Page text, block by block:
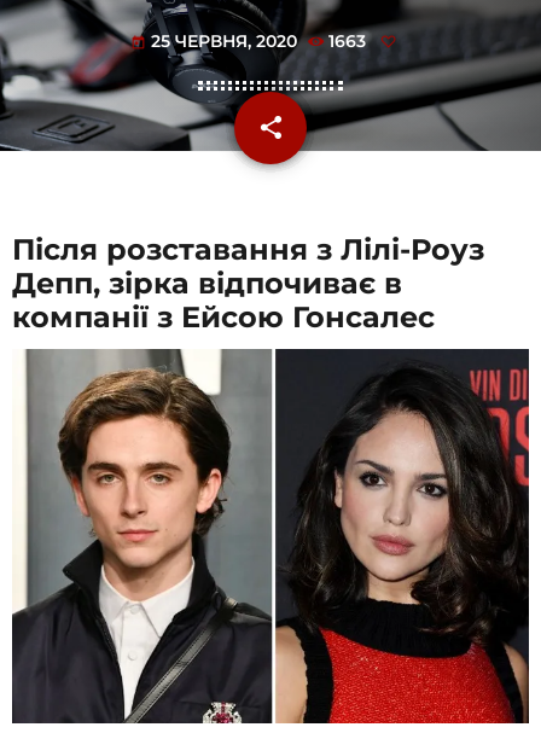
today 25 ЧЕРВНЯ, 2020 1663
share
email
Після розставання з Лілі-Роуз
Депп, зірка відпочиває в
компанії з Ейсою Гонсалес